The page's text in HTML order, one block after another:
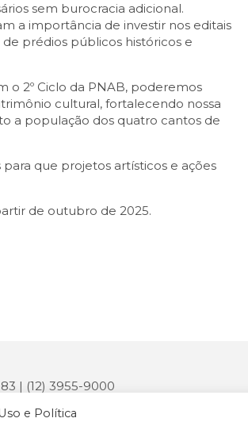
sem burocracia adicional.
a importância de investir nos editais
prédios públicos históricos e
o 2º Ciclo da PNAB, poderemos
cultural, fortalecendo nossa
a população dos quatro cantos de
que projetos artísticos e ações
de outubro de 2025.
| (12) 3955-9000
e Política